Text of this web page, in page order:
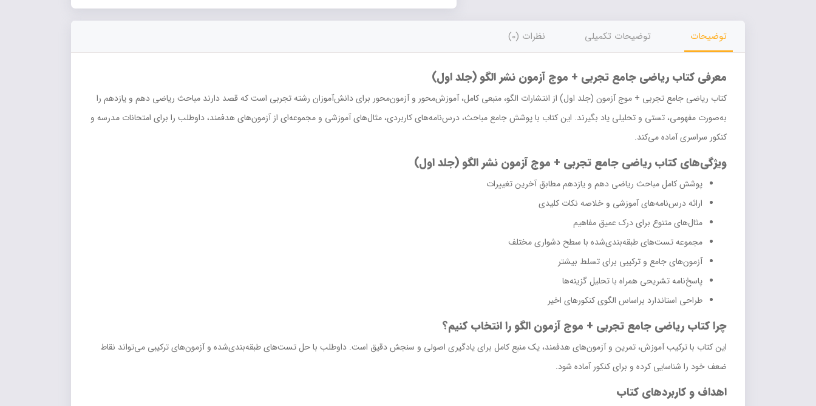
توضیحات توضیحات تکمیلی نظرات (0)
معرفی کتاب ریاضی جامع تجربی + موج آزمون نشر الگو (جلد اول)
کتاب ریاضی جامع تجربی + موج آزمون (جلد اول) از انتشارات الگو، منبعی کامل، آموزش‌محور و آزمون‌محور برای دانش‌آموزان رشته تجربی است که قصد دارند مباحث ریاضی دهم و یازدهم را
به‌صورت مفهومی، تستی و تحلیلی یاد بگیرند. این کتاب با پوشش جامع مباحث، درس‌نامه‌های کاربردی، مثال‌های آموزشی و مجموعه‌ای از آزمون‌های هدفمند، داوطلب را برای امتحانات مدرسه و
کنکور سراسری آماده می‌کند.
ویژگی‌های کتاب ریاضی جامع تجربی + موج آزمون نشر الگو (جلد اول)
پوشش کامل مباحث ریاضی دهم و یازدهم مطابق آخرین تغییرات
ارائه درس‌نامه‌های آموزشی و خلاصه نکات کلیدی
مثال‌های متنوع برای درک عمیق مفاهیم
مجموعه تست‌های طبقه‌بندی‌شده با سطح دشواری مختلف
آزمون‌های جامع و ترکیبی برای تسلط بیشتر
پاسخ‌نامه تشریحی همراه با تحلیل گزینه‌ها
طراحی استاندارد براساس الگوی کنکورهای اخیر
چرا کتاب ریاضی جامع تجربی + موج آزمون الگو را انتخاب کنیم؟
این کتاب با ترکیب آموزش، تمرین و آزمون‌های هدفمند، یک منبع کامل برای یادگیری اصولی و سنجش دقیق است. داوطلب با حل تست‌های طبقه‌بندی‌شده و آزمون‌های ترکیبی می‌تواند نقاط
ضعف خود را شناسایی کرده و برای کنکور آماده شود.
اهداف و کاربردهای کتاب